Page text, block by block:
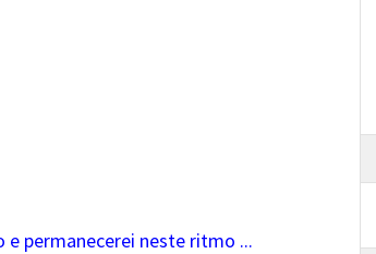
e permanecerei neste ritmo ...